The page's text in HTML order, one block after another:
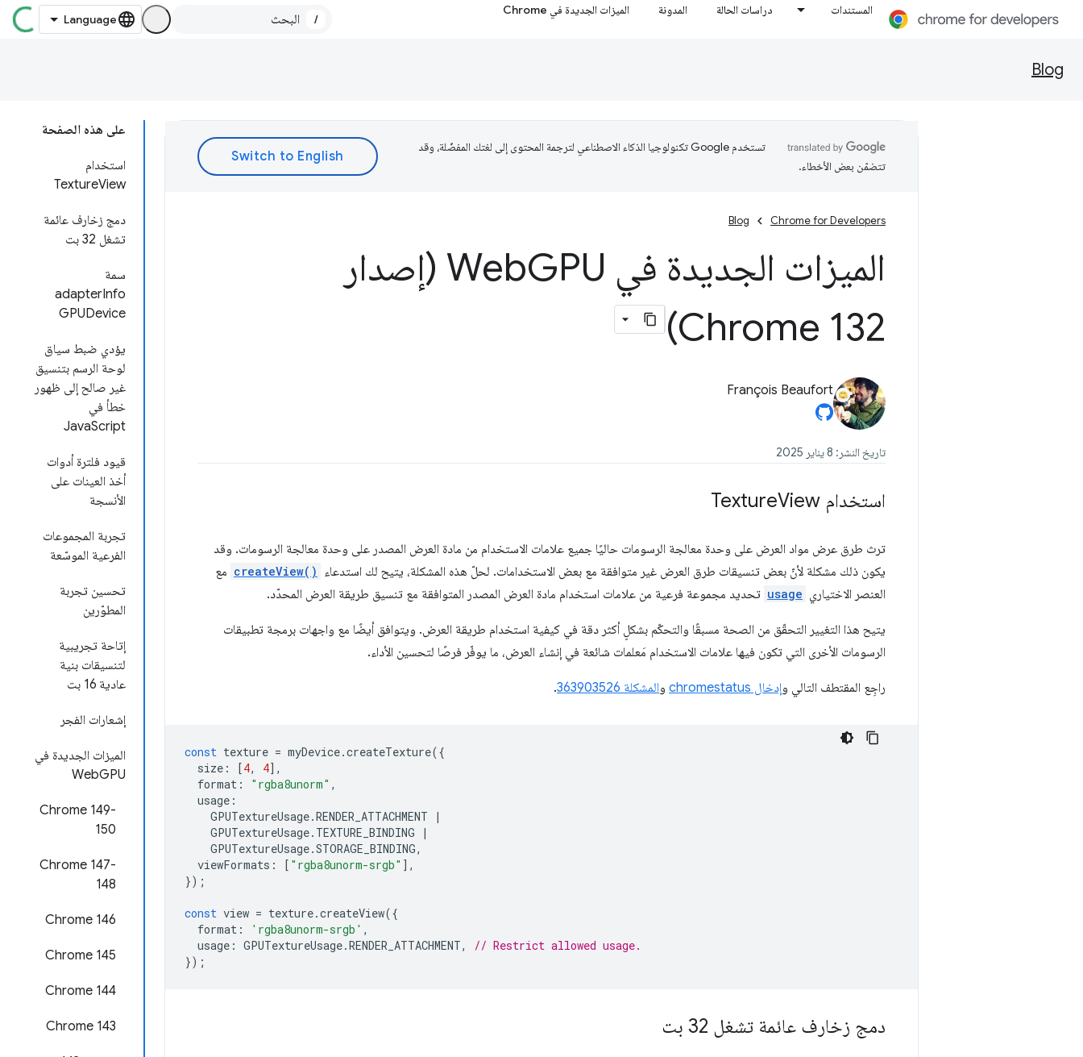
المستندات دراسات الحالة المدونة الميزات الجديدة في Chrome
/
Blog
على هذه الصفحة
استخدام
TextureView
دمج زخارف عائمة
تشغل 32 بت
سمة
adapterInfo
GPUDevice
يؤدي ضبط سياق
لوحة الرسم بتنسيق
غير صالح إلى ظهور
خطأ في
JavaScript
قيود فلترة أدوات
أخذ العينات على
الأنسجة
تجربة المجموعات
الفرعية الموسّعة
تحسين تجربة
المطوّرين
إتاحة تجريبية
لتنسيقات بنية
عادية 16 بت
إشعارات الفجر
الميزات الجديدة في
WebGPU
‫Chrome 149-
150
Chrome 147-
148
‫Chrome 146
Chrome 145
‫Chrome 144
Chrome 143
تستخدم Google تكنولوجيا الذكاء الاصطناعي لترجمة المحتوى إلى لغتك المفضّلة، وقد
تتضمّن بعض الأخطاء.
Chrome for Developers
Blog
الميزات الجديدة في Web
GPU (إصدار
Chrome 132)
François Beaufort
تاريخ النشر: 8 يناير 2025
استخدام Texture View
ترث طرق عرض مواد العرض على وحدة معالجة الرسومات حاليًا جميع علامات الاستخدام من مادة العرض المصدر على وحدة معالجة الرسومات. وقد
يكون ذلك مشكلة لأنّ بعض تنسيقات طرق العرض غير متوافقة مع بعض الاستخدامات. لحلّ هذه المشكلة، يتيح لك استدعاء createView() مع
العنصر الاختياري usage تحديد مجموعة فرعية من علامات استخدام مادة العرض المصدر المتوافقة مع تنسيق طريقة العرض المحدّد.
يتيح هذا التغيير التحقّق من الصحة مسبقًا والتحكّم بشكلٍ أكثر دقة في كيفية استخدام طريقة العرض. ويتوافق أيضًا مع واجهات برمجة تطبيقات
الرسومات الأخرى التي تكون فيها علامات الاستخدام مَعلمات شائعة في إنشاء العرض، ما يوفّر فرصًا لتحسين الأداء.
راجِع المقتطف التالي وإدخال chromestatus والمشكلة 363903526 .
const texture = myDevice.createTexture({
size : [4, 4],
format : "rgba8unorm" ,
usage :
GPUTextureUsage.RENDER_ATTACHMENT
|
GPUTextureUsage. TEXTURE_BINDING
|
GPUTextureUsage.STORAGE_BINDING,
viewFormats : [ "rgba8unorm-srgb" ],
});
const view = texture.createView({
format : 'rgba8unorm-srgb' ,
usage : GPUTextureUsage.RENDER_ATTACHMENT,
// Restrict allowed usage.
});
دمج زخارف عائمة تشغل 32 بت